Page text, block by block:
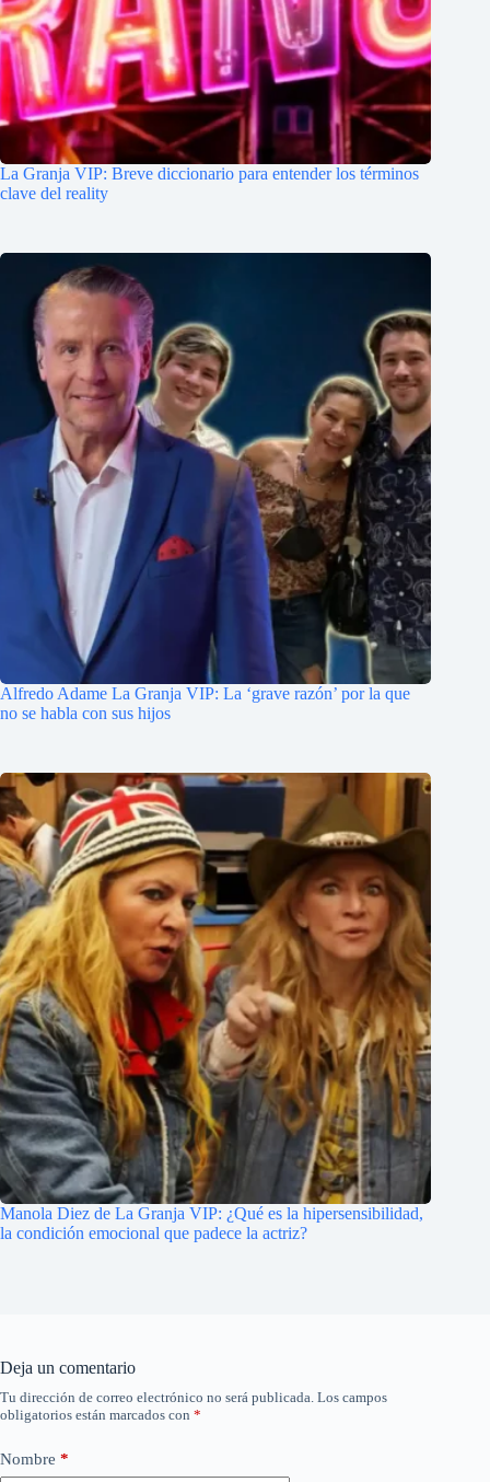
La Granja VIP: Breve diccionario para entender los términos
clave del reality
Alfredo Adame La Granja VIP: La ‘grave razón’ por la que
no se habla con sus hijos
Manola Diez de La Granja VIP: ¿Qué es la hipersensibilidad,
la condición emocional que padece la actriz?
Deja un comentario
Tu dirección de correo electrónico no será publicada. Los campos
obligatorios están marcados con *
Nombre *